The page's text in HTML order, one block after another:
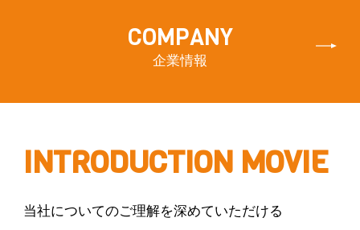
COMPANY
企業情報
INTRODUCTION MOVIE
当社についてのご理解を深めていただける